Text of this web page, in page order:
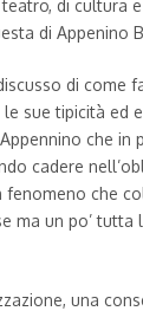
di cultura
di Appenino
di come
le sue tipicità ed
che in
cadere
fenomeno che
ma un po’
una